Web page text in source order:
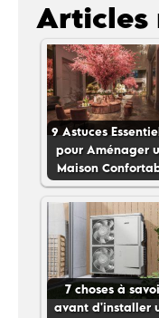
Articles
9 Astuces
pour Aménager
Maison
7 choses à
avant d'installer